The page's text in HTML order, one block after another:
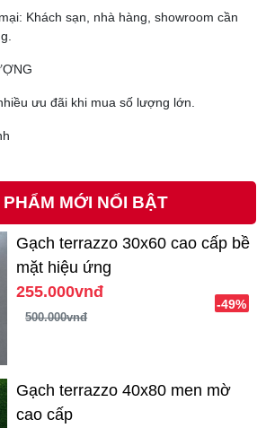
Khách sạn, nhà hàng, showroom cần
ưu đãi khi mua số lượng lớn.
MỚI NỔI BẬT
Gạch terrazzo 30x60 cao cấp bề
mặt hiệu ứng
255.000vnđ
500.000vnđ
-49%
Gạch terrazzo 40x80 men mờ
cao cấp